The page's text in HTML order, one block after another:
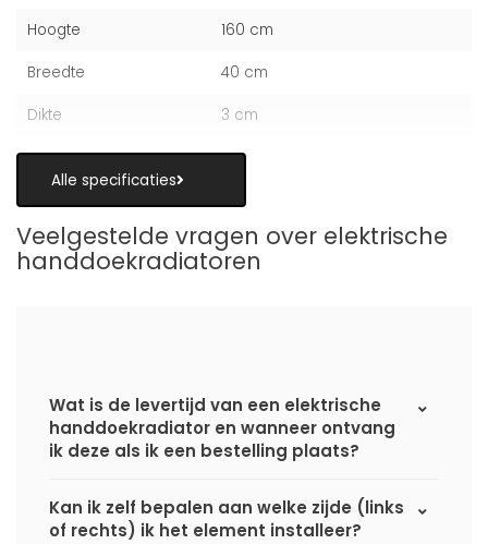
Hoogte 160 cm
Breedte 40 cm
Dikte 3 cm
Alle specificaties
Veelgestelde vragen over elektrische
handdoekradiatoren
Wat is de levertijd van een elektrische
handdoekradiator en wanneer ontvang
ik deze als ik een bestelling plaats?
Kan ik zelf bepalen aan welke zijde (links
of rechts) ik het element installeer?